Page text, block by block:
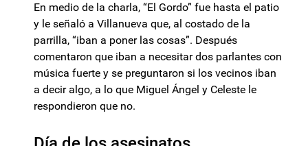
En medio de la charla, “El Gordo” fue hasta el patio
y le señaló a Villanueva que, al costado de la
parrilla, “iban a poner las cosas”. Después
comentaron que iban a necesitar dos parlantes con
música fuerte y se preguntaron si los vecinos iban
a decir algo, a lo que Miguel Ángel y Celeste le
respondieron que no.